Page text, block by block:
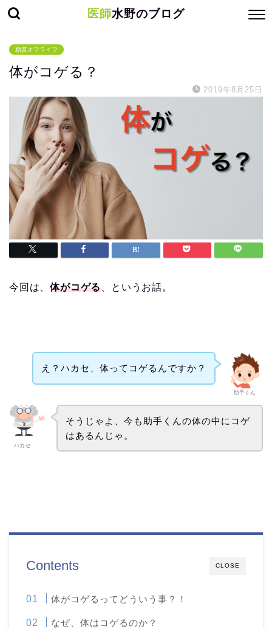
医師水野のブログ
糖質オフライフ
体がコゲる？
2019年8月25日
今回は、体がコゲる 、というお話。
助手くん
え？ハカセ、体ってコゲるんですか？
ハカセ
そうじゃよ、今も助手くんの体の中にコゲ
はあるんじゃ。
CLOSE
Contents
体がコゲるってどういう事？！
なぜ、体はコゲるのか？